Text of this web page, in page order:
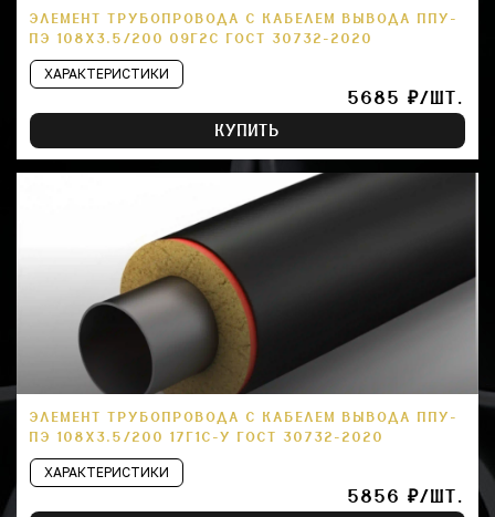
ЭЛЕМЕНТ ТРУБОПРОВОДА С КАБЕЛЕМ ВЫВОДА ППУ-
ПЭ 108Х3.5/200 09Г2С ГОСТ 30732-2020
ХАРАКТЕРИСТИКИ
5685 ₽/ШТ.
КУПИТЬ
ЭЛЕМЕНТ ТРУБОПРОВОДА С КАБЕЛЕМ ВЫВОДА ППУ-
ПЭ 108Х3.5/200 17Г1С-У ГОСТ 30732-2020
ХАРАКТЕРИСТИКИ
5856 ₽/ШТ.